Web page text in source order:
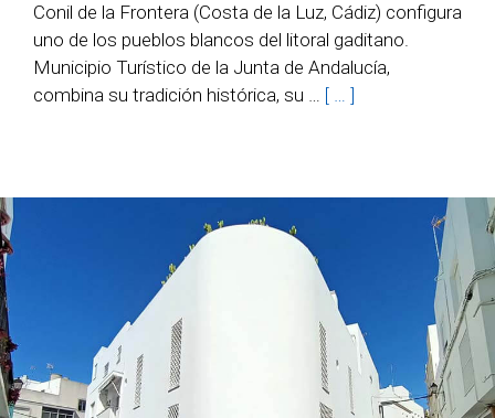
Conil de la Frontera (Costa de la Luz, Cádiz) configura
uno de los pueblos blancos del litoral gaditano.
Municipio Turístico de la Junta de Andalucía,
combina su tradición histórica, su … [ … ]